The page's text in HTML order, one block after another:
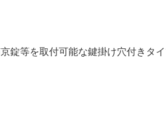
等を取付可能な鍵掛け穴付きタイ